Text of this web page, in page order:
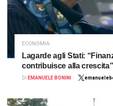
ECONOMIA
Lagarde agli Stati:
contribuisce alla crescita”
DI EMANUELE BONINI